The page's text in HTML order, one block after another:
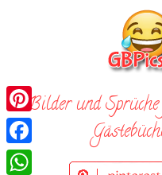
Bilder und
Pinterest
Facebook